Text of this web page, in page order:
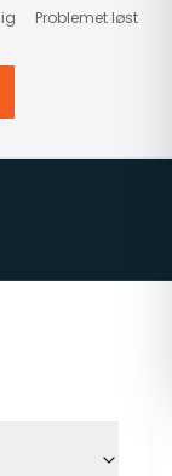
Problemet løst